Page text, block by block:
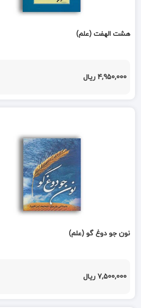
هشت الهفت (علم)
4,950,000 ریال
نون جو دوغ گو (علم)
7,500,000 ریال